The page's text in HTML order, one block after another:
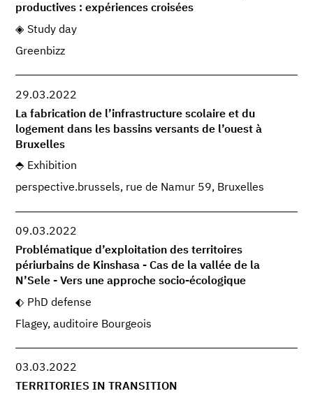
productives : expériences croisées
Study day
Greenbizz
29.03.2022
La fabrication de l’infrastructure scolaire et du
logement dans les bassins versants de l’ouest à
Bruxelles
Exhibition
perspective.brussels, rue de Namur 59, Bruxelles
09.03.2022
Problématique d’exploitation des territoires
périurbains de Kinshasa - Cas de la vallée de la
N’Sele - Vers une approche socio-écologique
PhD defense
Flagey, auditoire Bourgeois
03.03.2022
TERRITORIES IN TRANSITION